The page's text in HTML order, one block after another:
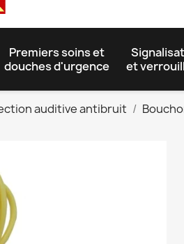
Premiers soins et
douches d'urgence
et
auditive antibruit